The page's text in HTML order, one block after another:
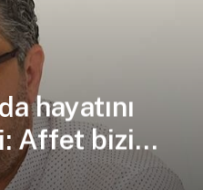
hayatını
Affet bizi